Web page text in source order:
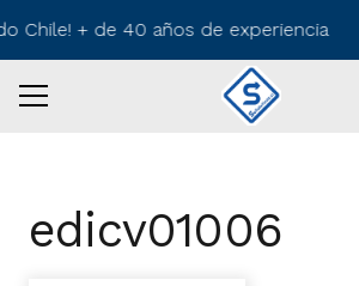
Chile! + de 40 años de
edicv01006